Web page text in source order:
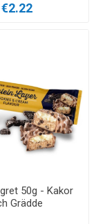
€2.22
50g - Kakor
Grädde